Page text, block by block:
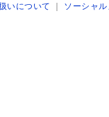
いについて ｜ ソーシャ